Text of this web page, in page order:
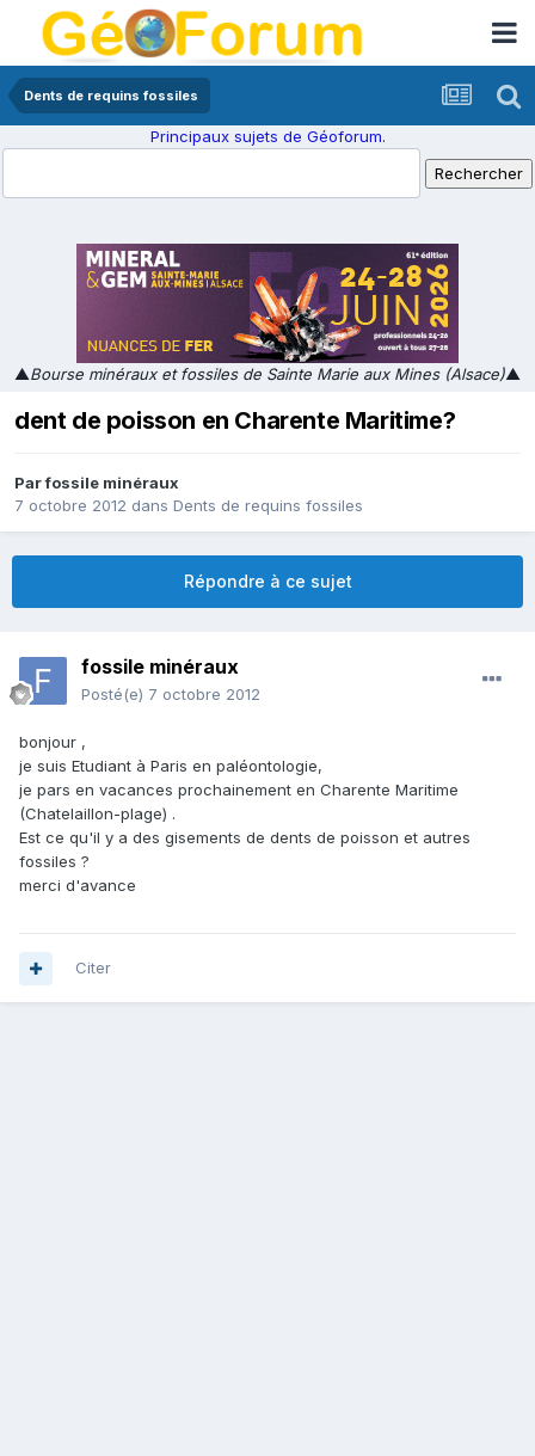
Dents de requins fossiles
Principaux sujets de Géoforum.
▲Bourse minéraux et fossiles de Sainte Marie aux Mines (Alsace)▲
dent de poisson en Charente Maritime?
Parfossile minéraux
7 octobre 2012 dans Dents de requins fossiles
Répondre à ce sujet
fossile minéraux
Posté(e) 7 octobre 2012
bonjour ,
je suis Etudiant à Paris en paléontologie,
je pars en vacances prochainement en Charente Maritime
(Chatelaillon-plage) .
Est ce qu'il y a des gisements de dents de poisson et autres
fossiles ?
merci d'avance
Citer